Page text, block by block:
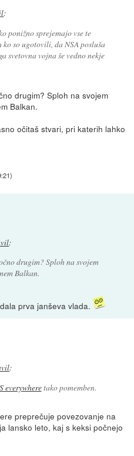
:
ponižno sprejemajo vse te
so ugotovili, da NSA posluša
svetovna vojna še vedno nekje
drugim? Sploh na svojem
Balkan.
očitaš stvari, pri katerih lahko
)
:
drugim? Sploh na svojem
Balkan.
prva janševa vlada.
:
everywheretako pomemben.
preprečuje povezovanje na
lansko leto, kaj s keksi počnejo